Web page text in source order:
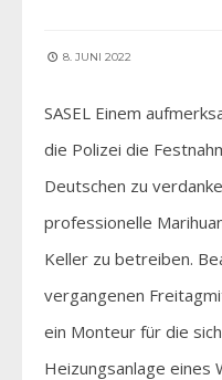
8. JUNI 2022
SASEL Einem
die Polizei die
Deutschen zu
professionelle
Keller zu betreiben.
vergangenen
ein Monteur für die
Heizungsanlage eines